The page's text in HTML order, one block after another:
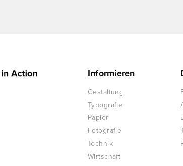
Informieren
Gestaltung
Typografie
Papier
Fotografie
Technik
Wirtschaft